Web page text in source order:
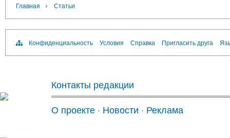
Главная › Статьи
Конфиденциальность Условия Справка Пригласить друга
Контакты редакции
О проекте · Новости · Реклама